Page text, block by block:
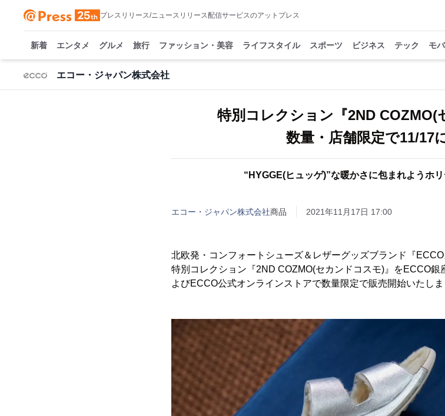
プレスリリース/ニュースリリース配信サービスのアットプレス
新着 エンタメ グルメ 旅行 ファッション・美容 ライフスタイル スポーツ ビジネス テック モ
エコー・ジャパン株式会社
特別コレクション『2ND COZMO(
数量・店舗限定で11/17
“HYGGE(ヒュッゲ)”な暖かさに包まれようホ
エコー・ジャパン株式会社商品 2021年11月17日 17:00
北欧発・コンフォートシューズ＆レザーグッズブランド『
特別コレクション『2ND COZMO(セカンドコスモ)』をECCO
よびECCO公式オンラインストアで数量限定で販売開始いたしま